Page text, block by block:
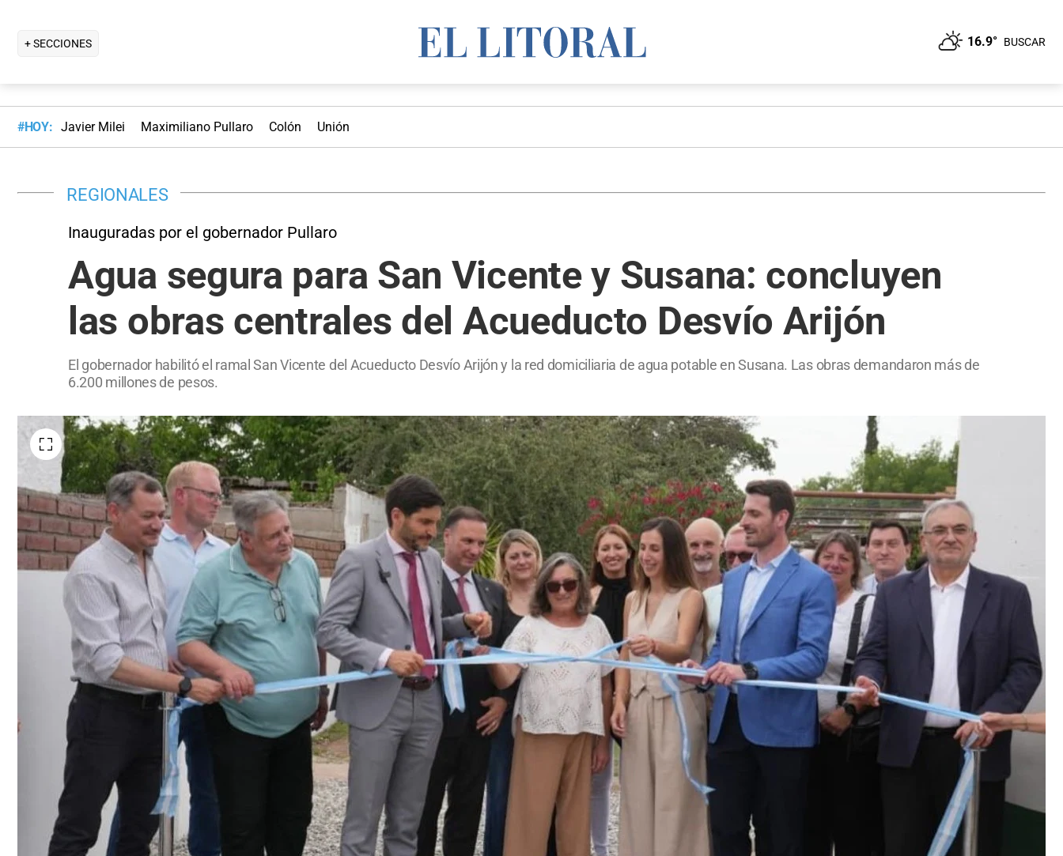
+ SECCIONES 16.9° BUSCAR
#HOY: Javier Milei Maximiliano Pullaro Colón Unión
REGIONALES
Inauguradas por el gobernador Pullaro
Agua segura para San Vicente y Susana: concluyen
las obras centrales del Acueducto Desvío Arijón
El gobernador habilitó el ramal San Vicente del Acueducto Desvío Arijón y la red domiciliaria de agua potable en Susana. Las obras demandaron más de
6.200 millones de pesos.